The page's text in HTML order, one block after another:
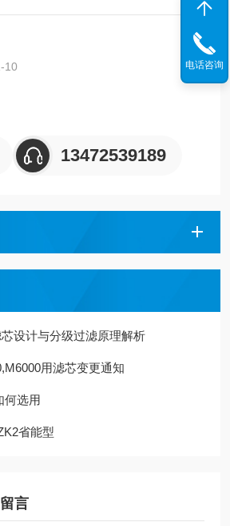
,缓冲器，流体阀，马达，手动阀，线性
10
13472539189
设计与分级过滤原理解析
用滤芯变更通知
何选用
省能型
言
电话咨询